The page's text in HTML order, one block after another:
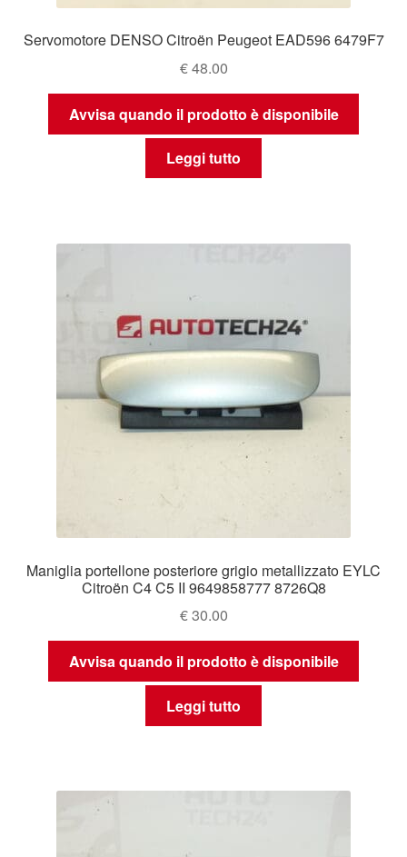
Servomotore DENSO Citroën Peugeot EAD596 6479F7
€48.00
Avvisa quando il prodotto è disponibile
Leggi tutto
Maniglia portellone posteriore grigio metallizzato EYLC
Citroën C4 C5 II 9649858777 8726Q8
€30.00
Avvisa quando il prodotto è disponibile
Leggi tutto